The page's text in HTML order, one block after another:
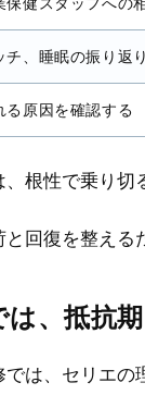
チ、睡眠の振り返
る原因を確認する
根性で乗り切
回復を整える
、抵抗
は、セリエ